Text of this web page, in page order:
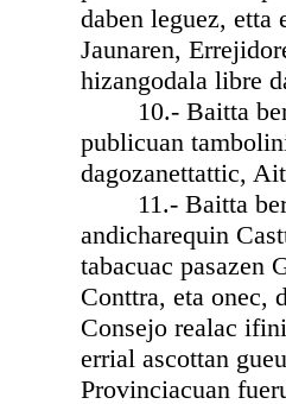
daben leguez, etta
Jaunaren,
hizangodala libre
10.- Baitta bere
publicuan
dagozanettattic,
11.- Baitta bere
andicharequin
tabacuac pasazen
Conttra, eta onec,
Consejo realac
errial ascottan
Provinciacuan